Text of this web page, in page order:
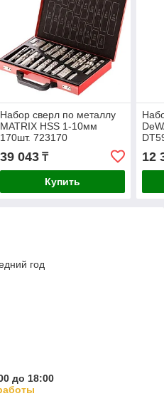
Набор сверл по металлу
MATRIX HSS 1-10мм
170шт. 723170
39 043₸
Купить
12
год
до 18:00